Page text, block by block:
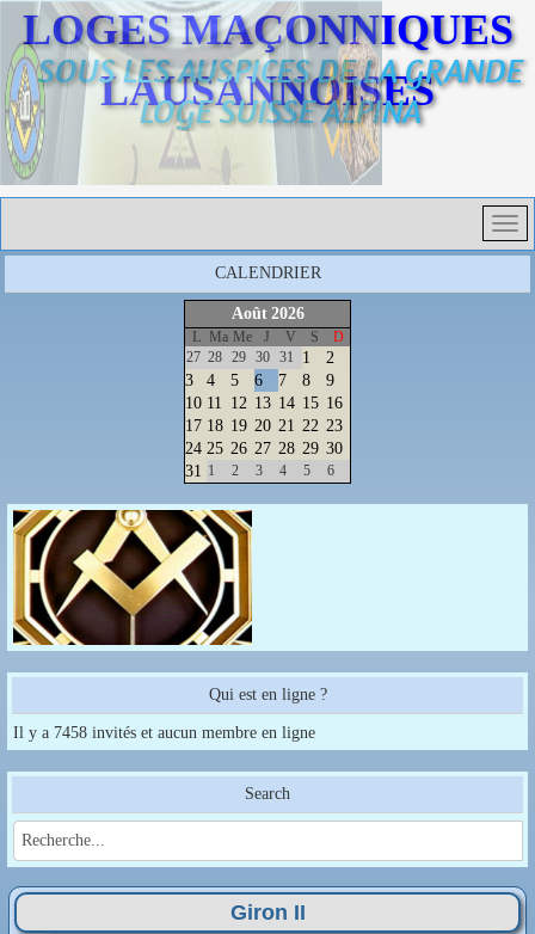
LOGES MAÇONNIQUES
LAUSANNOISES
SOUS LES AUSPICES DE LA GRANDE
LOGE SUISSE ALPINA
CALENDRIER
Août 2026
L Ma Me J V S
D
27 28 29 30 31 1
2
3
4 5 6 7 8
9
10 11 12 13 14 15 16
17 18 19 20 21 22 23
24 25 26 27 28 29 30
31 1 2 3 4 5 6
Qui est en ligne ?
Il y a 7458 invités et aucun membre en ligne
Search
Giron II